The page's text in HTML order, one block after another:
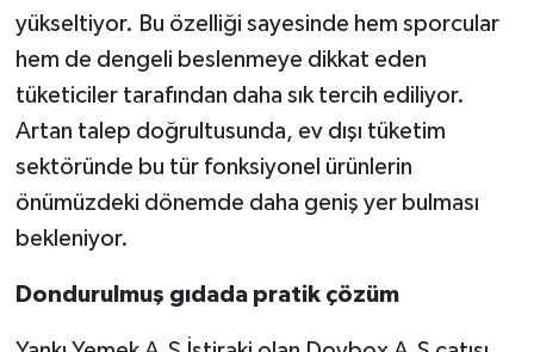
yükseltiyor. Bu özelliği sayesinde hem sporcular
hem de dengeli beslenmeye dikkat eden
tüketiciler tarafından daha sık tercih ediliyor.
Artan talep doğrultusunda, ev dışı tüketim
sektöründe bu tür fonksiyonel ürünlerin
önümüzdeki dönemde daha geniş yer bulması
bekleniyor.
Dondurulmuş gıdada pratik çözüm